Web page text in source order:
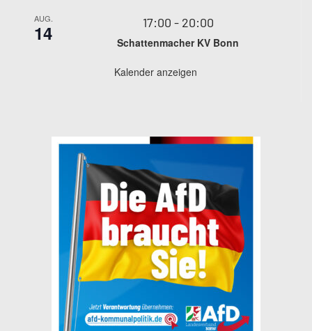
AUG.
14 17:00 - 20:00
Schattenmacher KV Bonn
Kalender anzeigen